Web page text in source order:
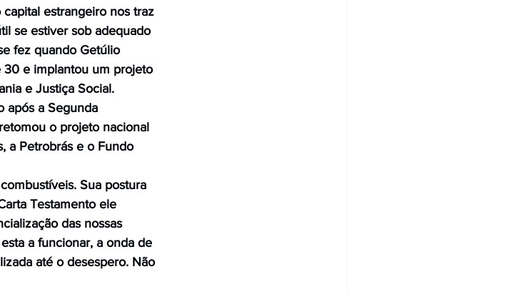
estrangeiro nos traz
se estiver sob adequado
fez quando Getúlio
30 e implantou um projeto
e Justiça Social.
após a Segunda
o projeto nacional
a Petrobrás e o Fundo
Sua postura
Testamento ele
das nossas
a funcionar, a onda de
até o desespero. Não